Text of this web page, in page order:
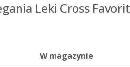
Leki Cross Favorit
W magazynie